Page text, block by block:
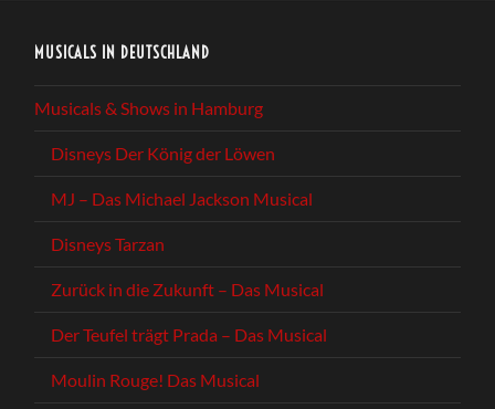
MUSICALS IN DEUTSCHLAND
Musicals & Shows in Hamburg
Disneys Der König der Löwen
MJ – Das Michael Jackson Musical
Disneys Tarzan
Zurück in die Zukunft – Das Musical
Der Teufel trägt Prada – Das Musical
Moulin Rouge! Das Musical